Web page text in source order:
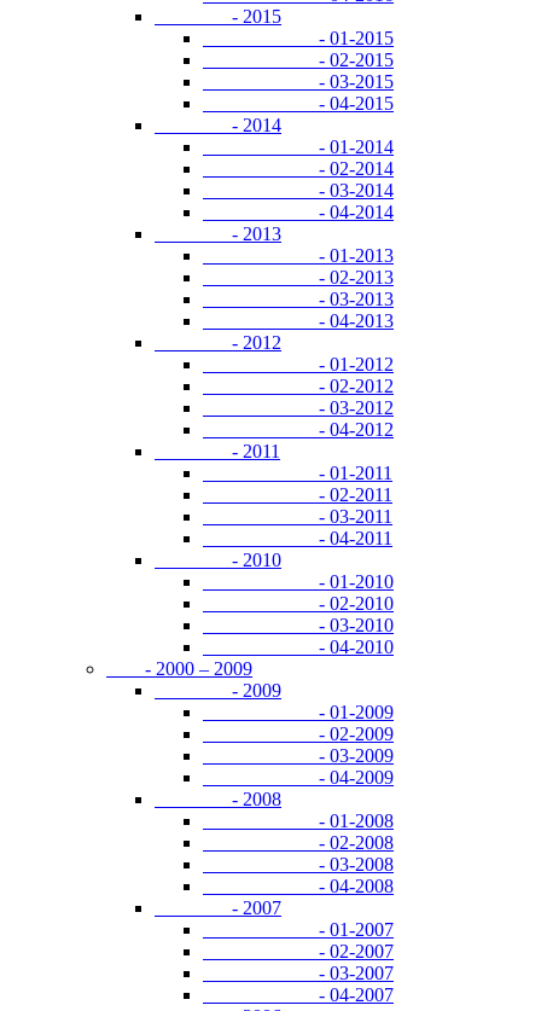
- 2015
- 01-2015
- 02-2015
- 03-2015
- 04-2015
- 2014
- 01-2014
- 02-2014
- 03-2014
- 04-2014
- 2013
- 01-2013
- 02-2013
- 03-2013
- 04-2013
- 2012
- 01-2012
- 02-2012
- 03-2012
- 04-2012
- 2011
- 01-2011
- 02-2011
- 03-2011
- 04-2011
- 2010
- 01-2010
- 02-2010
- 03-2010
- 04-2010
- 2000 – 2009
- 2009
- 01-2009
- 02-2009
- 03-2009
- 04-2009
- 2008
- 01-2008
- 02-2008
- 03-2008
- 04-2008
- 2007
- 01-2007
- 02-2007
- 03-2007
- 04-2007